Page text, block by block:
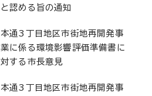
と認める旨の通知
本通3丁目地区市街地再開発事
業に係る環境影響評価準備書に
対する市長意見
本通3丁目地区市街地再開発事